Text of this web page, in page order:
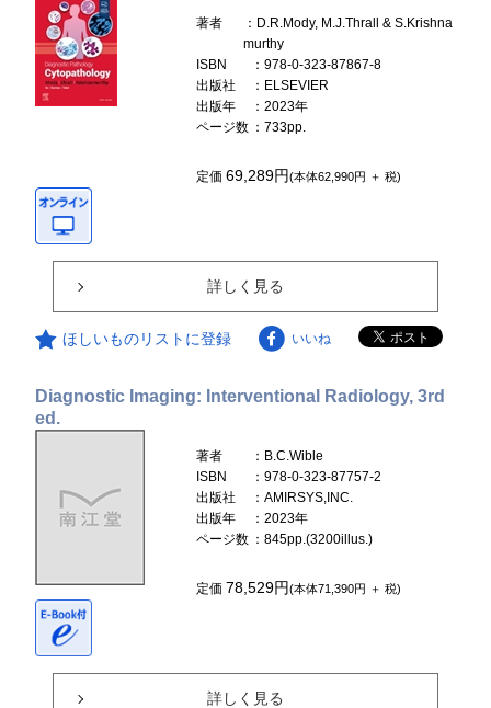
著者
：D.R.Mody, M.J.Thrall & S.Krishna
murthy
ISBN
：978-0-323-87867-8
出版社
：ELSEVIER
出版年
：2023年
ページ数 ：733pp.
定価69,289円(本体62,990円 ＋ 税)
詳しく見る
ほしいものリストに登録 いいね
Diagnostic Imaging: Interventional Radiology, 3rd
ed.
著者
：B.C.Wible
ISBN
：978-0-323-87757-2
出版社
：AMIRSYS,INC.
出版年
：2023年
ページ数 ：845pp.(3200illus.)
定価78,529円(本体71,390円 ＋ 税)
詳しく見る